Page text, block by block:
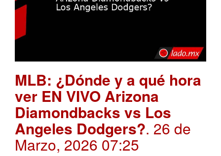
MLB: ¿Dónde y a qué hora
ver EN VIVO Arizona
Diamondbacks vs Los
Angeles Dodgers?. 26 de
Marzo, 2026 07:25